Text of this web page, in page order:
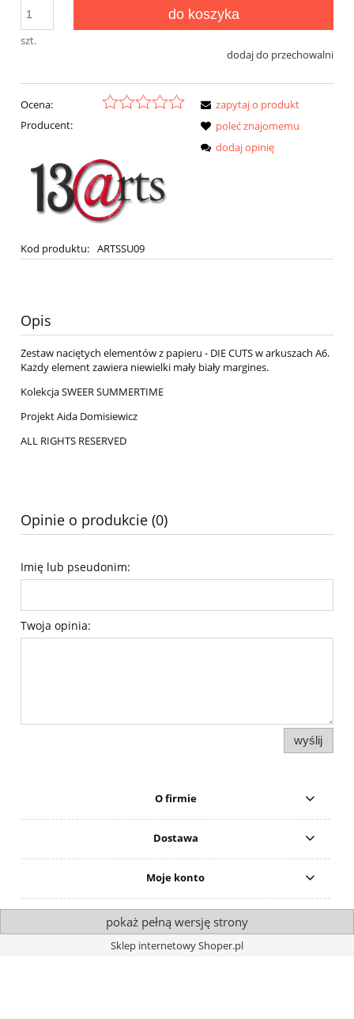
szt.
do koszyka
dodaj do przechowalni
Ocena:
Producent:
Kod produktu: ARTSSU09
zapytaj o produkt
poleć znajomemu
dodaj opinię
Opis
Zestaw naciętych elementów z papieru - DIE CUTS w arkuszach A6.
Każdy element zawiera niewielki mały biały margines.
Kolekcja SWEER SUMMERTIME
Projekt Aida Domisiewicz
ALL RIGHTS RESERVED
Opinie o produkcie (0)
Imię lub pseudonim:
Twoja opinia:
wyślij
O firmie
Dostawa
Moje konto
pokaż pełną wersję strony
Sklep internetowy Shoper.pl